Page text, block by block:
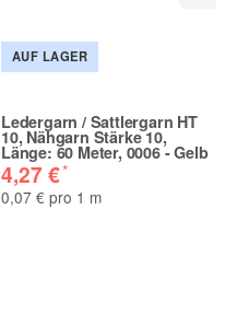
AUF LAGER
Ledergarn / Sattlergarn HT
10, Nähgarn Stärke 10,
Länge: 60 Meter, 0006 - Gelb
4,27 €*
0,07 € pro 1 m